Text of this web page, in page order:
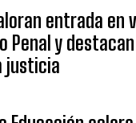
entrada en
Penal y
justicia